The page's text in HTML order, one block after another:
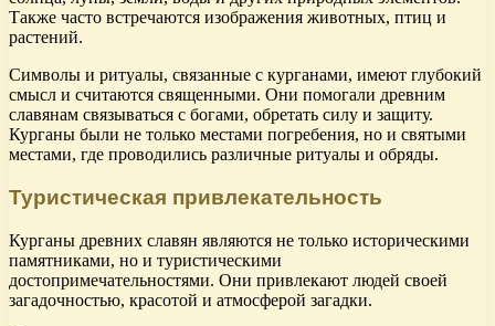
Также часто встречаются изображения животных, птиц и
растений.
Символы и ритуалы, связанные с курганами, имеют глубокий
смысл и считаются священными. Они помогали древним
славянам связываться с богами, обретать силу и защиту.
Курганы были не только местами погребения, но и святыми
местами, где проводились различные ритуалы и обряды.
Туристическая привлекательность
Курганы древних славян являются не только историческими
памятниками, но и туристическими
достопримечательностями. Они привлекают людей своей
загадочностью, красотой и атмосферой загадки.